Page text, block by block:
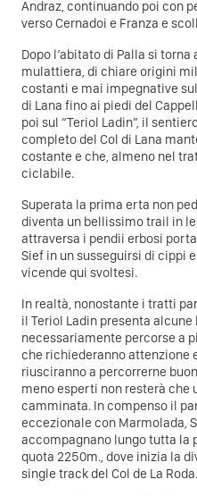
Andraz, continuando poi con
verso Cernadoi e Franza e
Dopo l’abitato di Palla si torna
mulattiera, di chiare origini
costanti e mai impegnative
di Lana fino ai piedi del
poi sul “Teriol Ladin”, il
completo del Col di Lana
costante e che, almeno nel
ciclabile.
Superata la prima erta non
diventa un bellissimo trail in
attraversa i pendii erbosi
Sief in un susseguirsi di cippi
vicende qui svoltesi.
In realtà, nonostante i tratti
il Teriol Ladin presenta
necessariamente percorse a
che richiederanno attenzione
riusciranno a percorrerne
meno esperti non resterà che
camminata. In compenso il
eccezionale con Marmolada,
accompagnano lungo tutta la
quota 2250m., dove inizia la
single track del Col de La Roda.